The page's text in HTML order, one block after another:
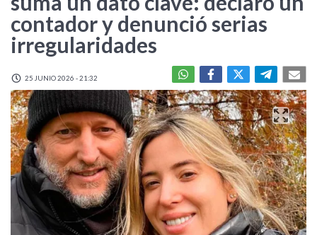
contador y denunció serias
irregularidades
25 JUNIO 2026 - 21:32